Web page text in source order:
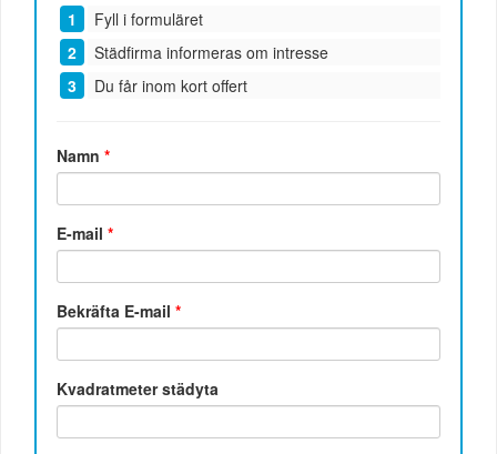
Fyll i formuläret
Städfirma informeras om intresse
Du får inom kort offert
Namn*
E-mail*
Bekräfta E-mail*
Kvadratmeter städyta